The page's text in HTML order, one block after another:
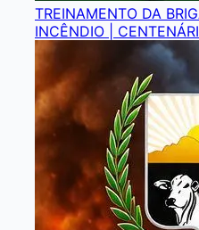
TREINAMENTO DA
INCÊNDIO |